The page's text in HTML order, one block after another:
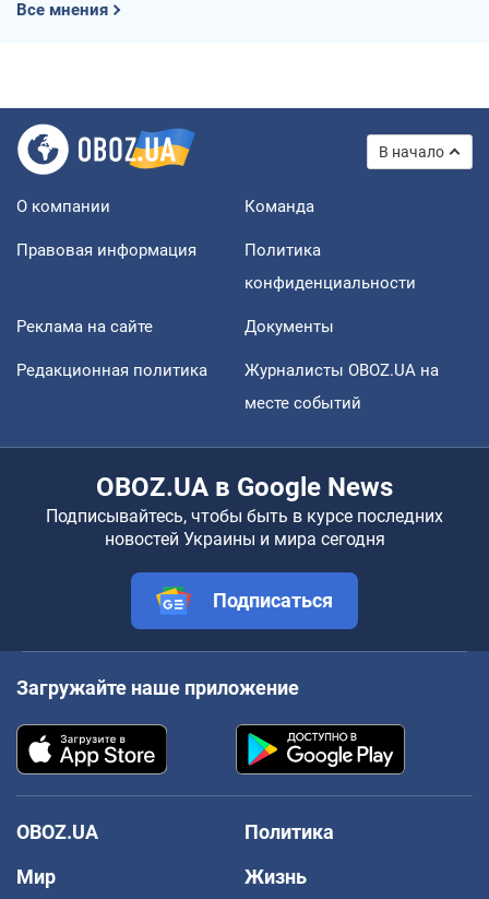
Все мнения
В начало
О компании Команда
Правовая информация
Политика
конфиденциальности
Реклама на сайте Документы
Редакционная политика
Журналисты OBOZ.UA на
месте событий
OBOZ.UA в Google News
Подписывайтесь, чтобы быть в курсе последних
новостей Украины и мира сегодня
Подписаться
Загружайте наше приложение
OBOZ.UA
Политика
Мир
Жизнь